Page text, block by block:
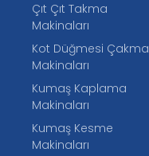
Çıt Çıt Takma
Makinaları
Kot Düğmesi Çakma
Makinaları
Kumaş Kaplama
Makinaları
Kumaş Kesme
Makinaları